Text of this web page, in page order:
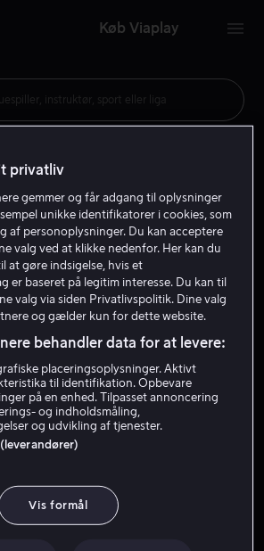
Køb Viaplay
instruktør, sport eller liga
privatliv
gemmer og får adgang til oplysninger
unikke identifikatorer i cookies, som
af personoplysninger. Du kan acceptere
valg ved at klikke nedenfor. Her kan du
at gøre indsigelse, hvis et
er baseret på legitim interesse. Du kan til
valg via siden Privatlivspolitik. Dine valg
og gælder kun for dette website.
behandler data for at levere:
placeringsoplysninger. Aktivt
til identifikation. Opbevare
på en enhed. Tilpasset annoncering
og indholdsmåling,
og udvikling af tjenester.
Vis formål